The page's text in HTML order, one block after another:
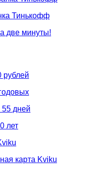
Тинькофф
две минуты!
дней
лет
карта Kviku